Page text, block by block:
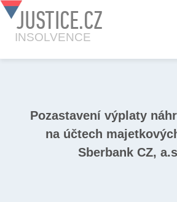
JUSTICE.CZ
INSOLVENCE
Pozastavení výplaty
na účtech
Sberbank CZ,